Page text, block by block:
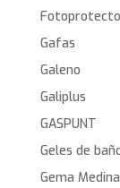
Gafas
Galeno
Galiplus
GASPUNT
Geles de
Gema